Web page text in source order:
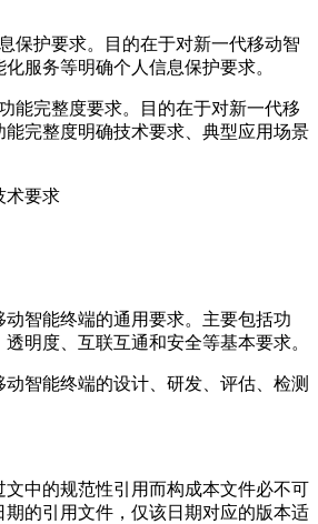
护要求。目的在于对新一代移动智
服务等明确个人信息保护要求。
完整度要求。目的在于对新一代移
完整度明确技术要求、典型应用场景
术要求
智能终端的通用要求。主要包括功
明度、互联互通和安全等基本要求。
智能终端的设计、研发、评估、检测
中的规范性引用而构成本文件必不可
期的引用文件，仅该日期对应的版本适